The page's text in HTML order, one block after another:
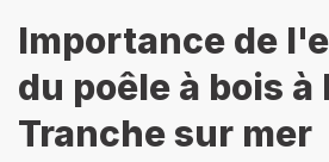
Importance de
du poêle à bois à
Tranche sur mer